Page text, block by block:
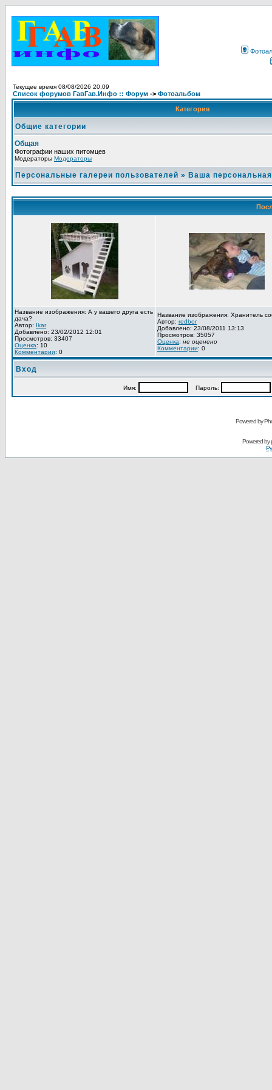
Текущее время 08/08/2026 20:09
Список форумов ГавГав.Инфо :: Форум -> Фотоальбом
Категория
Общие категории
Общая
Фотографии наших питомцев
Модераторы Модераторы
Персональные галереи пользователей » Ваша
Название изображения: А у вашего друга есть
дача?
Автор: Ikar
Добавлено: 23/02/2012 12:01
Просмотров: 33407
Оценка: 10
Комментарии: 0
Название изображения: Хранитель
Автор: redbor
Добавлено: 23/08/2011 13:13
Просмотров: 35057
Оценка: не оценено
Комментарии: 0
Вход
Имя: Пароль:
Powered by
Powered by